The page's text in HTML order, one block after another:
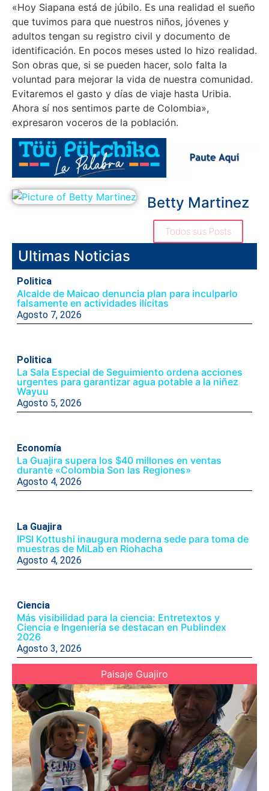
«Hoy Siapana está de júbilo. Es una realidad el sueño
que tuvimos para que nuestros niños, jóvenes y
adultos tengan su registro civil y documento de
identificación. En pocos meses usted lo hizo realidad.
Son obras que, si se pueden hacer, solo falta la
voluntad para mejorar la vida de nuestra comunidad.
Evitaremos el gasto y días de viaje hasta Uribia.
Ahora sí nos sentimos parte de Colombia»,
expresaron voceros de la población.
Betty Martinez
Todos sus Posts
Ultimas Noticias
Politica
Alcalde de Maicao denuncia plan para inculparlo
falsamente en actividades ilícitas
Agosto 7, 2026
Politica
La Sala Especial de Seguimiento ordena acciones
urgentes para garantizar agua potable a la niñez
Wayuu
Agosto 5, 2026
Economía
La Guajira supera los $40 millones en ventas
durante «Colombia Son las Regiones»
Agosto 4, 2026
La Guajira
IPSI Kottushi inaugura moderna sede para toma de
muestras de MiLab en Riohacha
Agosto 4, 2026
Ciencia
Más visibilidad para la ciencia: Entretextos y
Ciencia e Ingeniería se destacan en Publindex
2026
Agosto 3, 2026
Paisaje Guajiro